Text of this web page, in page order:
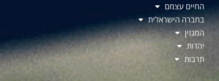
החיים עצמם
בחברה הישראלית
המגזין
יהדות
תרבות